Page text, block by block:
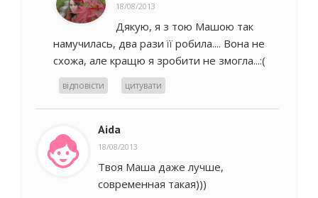
18/08/2013
Дякую, я з тою Машою так
намучилась, два рази її робила.... Вона не
схожа, але кращю я зробити не змогла...:(
відповісти цитувати
Aida
18/08/2013
Твоя Маша даже лучше,
современная такая)))